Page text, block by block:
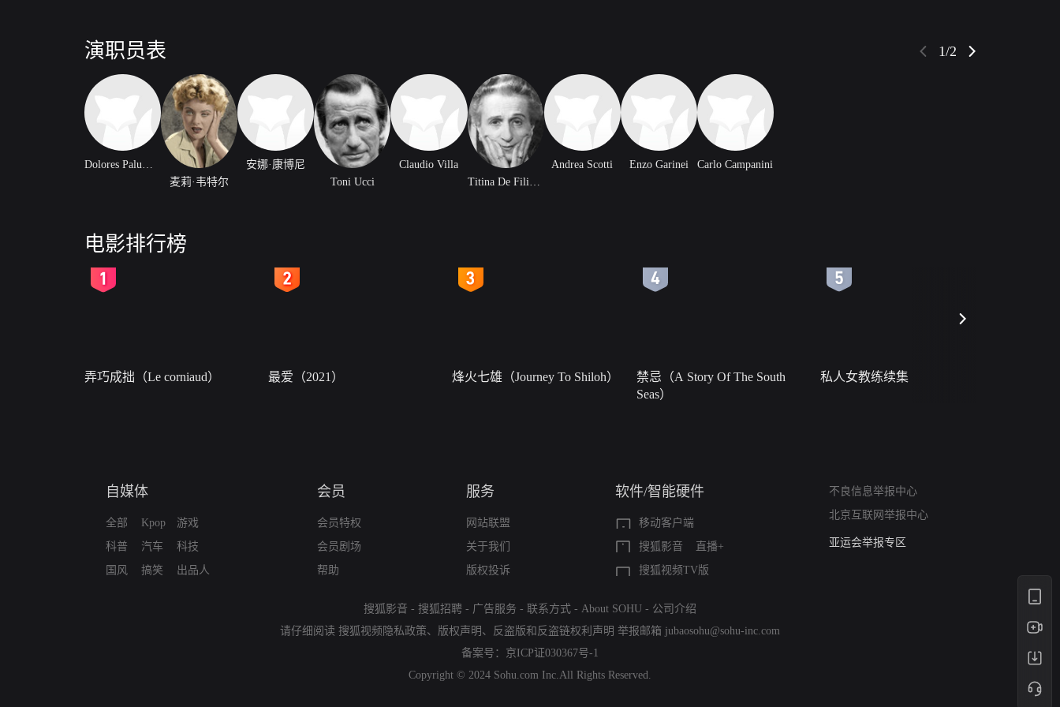
演职员表 1/2
Dolores Palumbo
麦莉·韦特尔
安娜·康博尼
Toni Ucci
Claudio Villa
Andrea Scotti Enzo Garinei Carlo Campanini
电影排行榜
弄巧成拙（Le corniaud） 最爱（2021） 烽火七雄（Journey To Shiloh）
禁忌（A Story Of The South
Seas）
私人女教练续集
自媒体
全部
科普
国风
Kpop
汽车
搞笑
游戏
科技
出品人
会员
会员特权
会员剧场
帮助
服务
网站联盟
关于我们
版权投诉
软件/智能硬件
移动客户端
搜狐影音
直播+
搜狐视频TV版
不良信息举报中心
北京互联网举报中心
算法推荐专项举报
亚运会举报专区
搜狐影音 - 搜狐招聘 - 广告服务 - 联系方式 - About SOHU - 公司介绍
请仔细阅读 搜狐视频隐私政策、 版权声明 、 反盗版和反盗链权利声明 举报邮箱 jubaosohu@sohu-inc.com
备案号： 京ICP证030367号-1
Copyright © 2024 Sohu.com Inc.All Rights Reserved.